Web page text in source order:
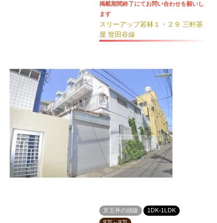
掲載期間終了にてお問い合わせを願いし
ます
スリーアップ若林１・２９ 三軒茶
屋 世田谷線
京王井の頭線
1DK-1LDK